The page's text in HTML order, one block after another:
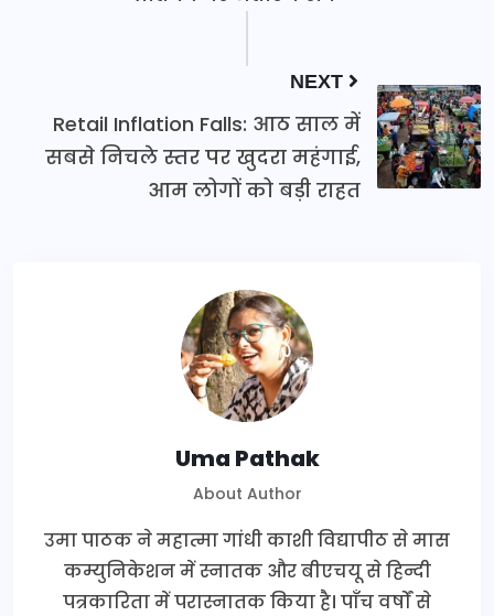
NEXT
Retail Inflation Falls: आठ साल में
सबसे निचले स्तर पर खुदरा महंगाई,
आम लोगों को बड़ी राहत
Uma Pathak
About Author
उमा पाठक ने महात्मा गांधी काशी विद्यापीठ से मास
कम्युनिकेशन में स्नातक और बीएचयू से हिन्दी
पत्रकारिता में परास्नातक किया है। पाँच वर्षों से